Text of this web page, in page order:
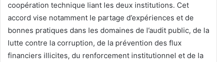
coopération technique liant les deux institutions. Cet
accord vise notamment le partage d’expériences et de
bonnes pratiques dans les domaines de l’audit public, de la
lutte contre la corruption, de la prévention des flux
financiers illicites, du renforcement institutionnel et de la